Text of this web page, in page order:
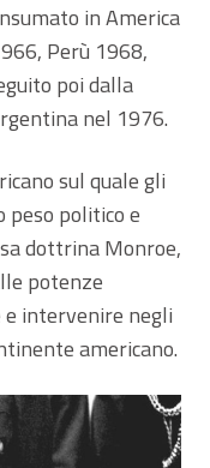
in America
Perù 1968,
poi dalla
nel 1976.
sul quale gli
politico e
dottrina Monroe,
potenze
e intervenire negli
americano.